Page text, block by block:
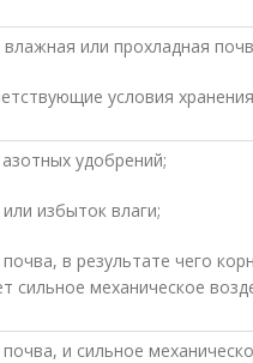
или прохладная
условия
удобрений;
избыток влаги;
в результате чего
сильное механическое
и сильное